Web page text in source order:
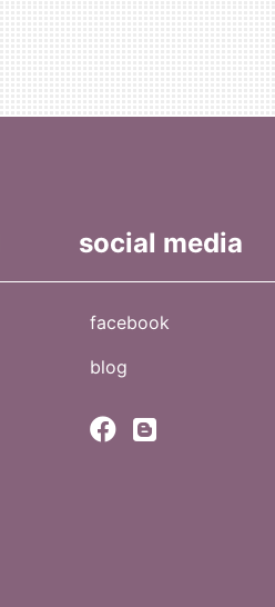
social media
facebook
blog